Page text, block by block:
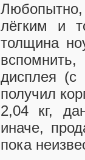
лёгким и
толщина
дисплея (с
получил
2,04 кг,
иначе,
пока